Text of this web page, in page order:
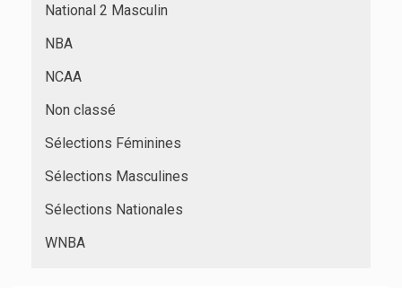
National 2 Masculin
NBA
NCAA
Non classé
Sélections Féminines
Sélections Masculines
Sélections Nationales
WNBA